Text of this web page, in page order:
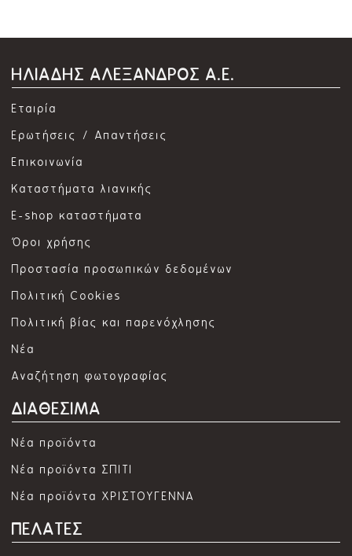
ΗΛΙΑΔΗΣ ΑΛΕΞΑΝΔΡΟΣ Α.Ε.
Εταιρία
Ερωτήσεις / Απαντήσεις
Επικοινωνία
Καταστήματα λιανικής
E-shop καταστήματα
Όροι χρήσης
Προστασία προσωπικών δεδομένων
Πολιτική Cookies
Πολιτική βίας και παρενόχλησης
Νέα
Αναζήτηση φωτογραφίας
ΔΙΑΘΕΣΙΜΑ
Νέα προϊόντα
Νέα προϊόντα ΣΠΙΤΙ
Νέα προϊόντα ΧΡΙΣΤΟΥΓΕΝΝΑ
ΠΕΛΑΤΕΣ